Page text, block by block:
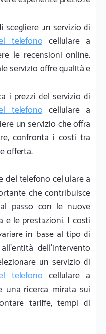
scegliere un servizio di
telefono cellulare a
le recensioni online.
servizio offre qualità e
i prezzi del servizio di
telefono cellulare a
un servizio che offra
confronta i costi tra
offerta.
del telefono cellulare a
che contribuisce
passo con le nuove
e le prestazioni. I costi
in base al tipo di
dell'intervento
un servizio di
telefono cellulare a
una ricerca mirata sui
tariffe, tempi di